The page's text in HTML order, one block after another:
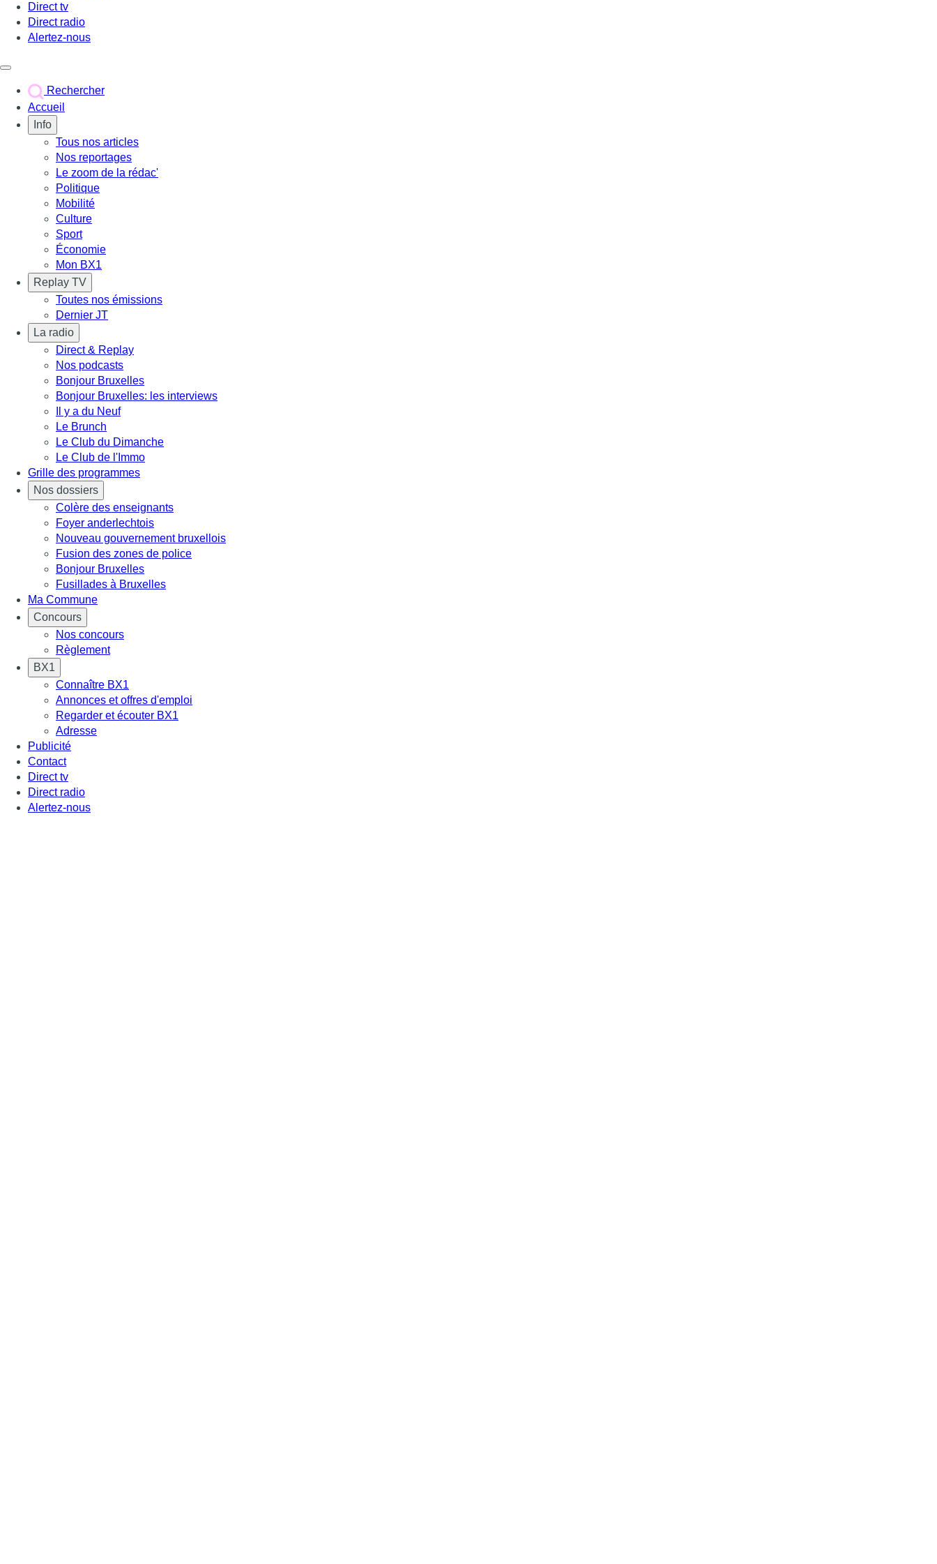
Direct tv
Direct radio
Alertez-nous
Rechercher
Accueil
Info
Tous nos articles
Nos reportages
Le zoom de la rédac'
Politique
Mobilité
Culture
Sport
Économie
Mon BX1
Replay TV
Toutes nos émissions
Dernier JT
La radio
Direct & Replay
Nos podcasts
Bonjour Bruxelles
Bonjour Bruxelles: les interviews
Il y a du Neuf
Le Brunch
Le Club du Dimanche
Le Club de l'Immo
Grille des programmes
Nos dossiers
Colère des enseignants
Foyer anderlechtois
Nouveau gouvernement bruxellois
Fusion des zones de police
Bonjour Bruxelles
Fusillades à Bruxelles
Ma Commune
Concours
Nos concours
Règlement
BX1
Connaître BX1
Annonces et offres d'emploi
Regarder et écouter BX1
Adresse
Publicité
Contact
Direct tv
Direct radio
Alertez-nous